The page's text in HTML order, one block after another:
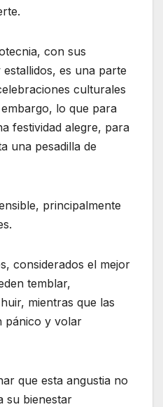
con sus
es una parte
culturales
lo que para
festividad alegre, para
una pesadilla de
principalmente
considerados el mejor
temblar,
mientras que las
pánico y volar
que esta angustia no
su bienestar